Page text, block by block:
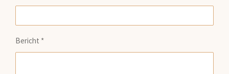
Bericht *